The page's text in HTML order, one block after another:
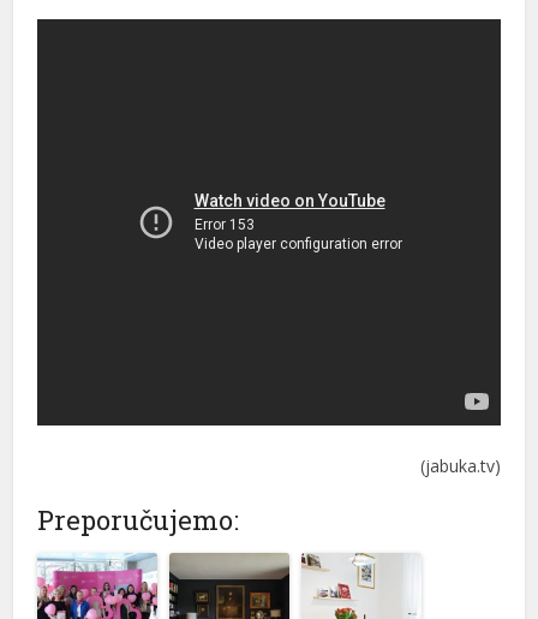
(jabuka.tv)
Preporučujemo: